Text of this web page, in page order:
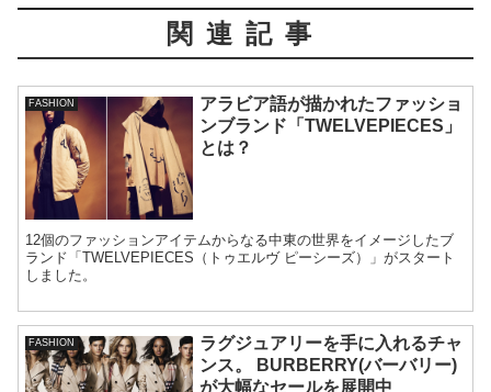
関連記事
FASHION
アラビア語が描かれたファッショ
ンブランド「TWELVEPIECES」
とは？
12個のファッションアイテムからなる中東の世界をイメージしたブ
ランド「TWELVEPIECES（トゥエルヴ ピーシーズ）」がスタート
しました。
FASHION
ラグジュアリーを手に入れるチャ
ンス。 BURBERRY(バーバリー)
が大幅なセールを展開中